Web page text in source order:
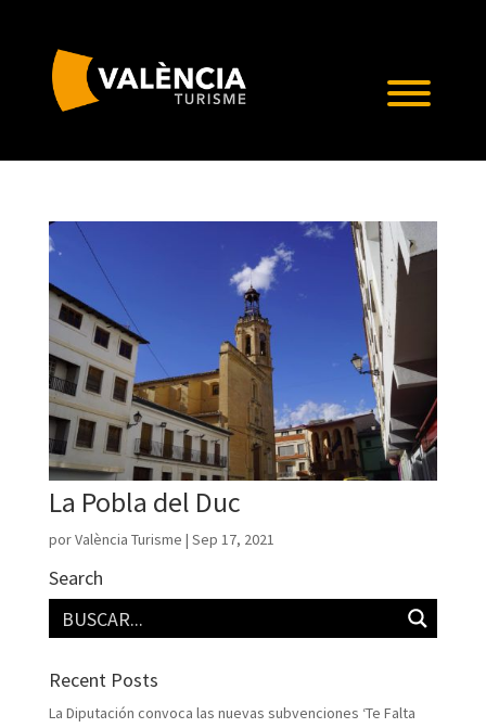
La Pobla del Duc
porValència Turisme | Sep 17, 2021
Search
Recent Posts
La Diputación convoca las nuevas subvenciones ‘Te Falta